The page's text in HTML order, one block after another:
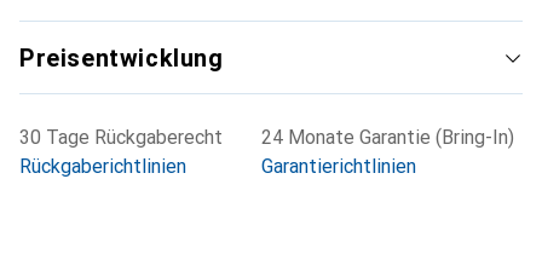
Preisentwicklung
30 Tage Rückgaberecht
Rückgaberichtlinien
24 Monate Garantie (Bring-In)
Garantierichtlinien